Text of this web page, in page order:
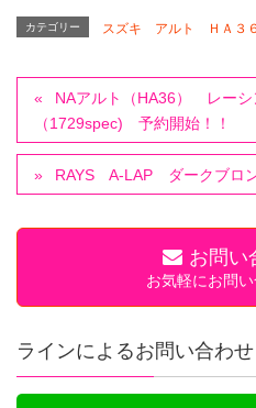
カテゴリー スズキ アルト ＨＡ３６
NAアルト（HA36） レーシ
（1729spec) 予約開始！！
RAYS A-LAP ダークブロ
お問い
お気軽にお問
ラインによるお問い合わせ